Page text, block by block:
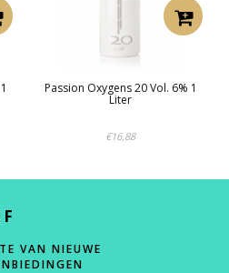
Passion Oxygens 20 Vol. 6% 1
Liter
€16,88
VAN NIEUWE